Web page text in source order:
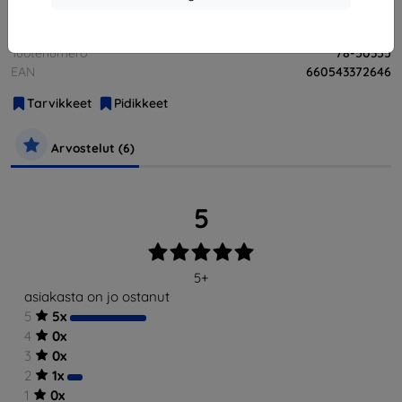
Tuotenumero
78-50355
EAN
660543372646
Tarvikkeet
Pidikkeet
Arvostelut (6)
5
5+
asiakasta on jo ostanut
5
5x
4
0x
3
0x
2
1x
1
0x